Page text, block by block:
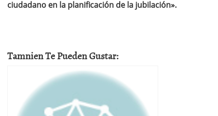
ciudadano en la planificación de la jubilación».
Tamnien Te Pueden Gustar: